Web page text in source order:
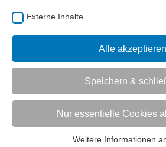
Abmahnwelle wegen
wegen „Google-Fonts“
Externe Inhalte
Alle akzeptieren
Speichern &
Nur essentielle Cookies
Weitere Informationen